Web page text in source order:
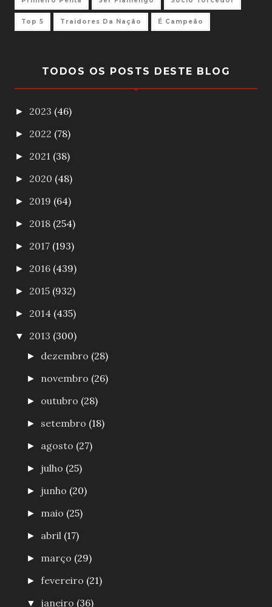
Top 5 Traidores Da Nação É Campeão
TODOS OS POSTS DESTE BLOG
► 2023 (46)
► 2022 (78)
► 2021 (38)
► 2020 (48)
► 2019 (64)
► 2018 (254)
► 2017 (193)
► 2016 (439)
► 2015 (932)
► 2014 (435)
▼ 2013 (300)
► dezembro (28)
► novembro (26)
► outubro (28)
► setembro (18)
► agosto (27)
► julho (25)
► junho (20)
► maio (25)
► abril (17)
► março (29)
►fevereiro (21)
▼ janeiro (36)